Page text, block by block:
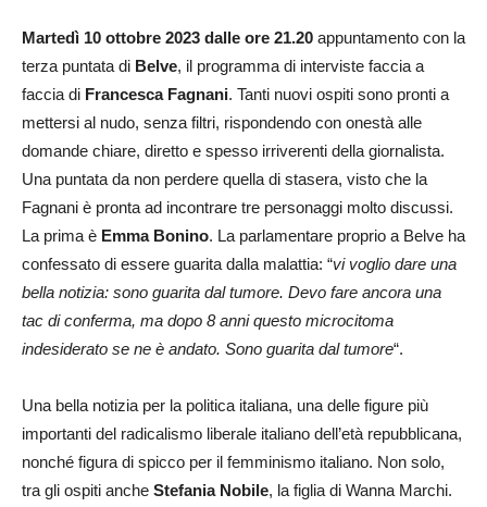
Martedì 10 ottobre 2023 dalle ore 21.20 appuntamento con la
terza puntata di Belve, il programma di interviste faccia a
faccia di Francesca Fagnani. Tanti nuovi ospiti sono pronti a
mettersi al nudo, senza filtri, rispondendo con onestà alle
domande chiare, diretto e spesso irriverenti della giornalista.
Una puntata da non perdere quella di stasera, visto che la
Fagnani è pronta ad incontrare tre personaggi molto discussi.
La prima è Emma Bonino. La parlamentare proprio a Belve ha
confessato di essere guarita dalla malattia: “vi voglio dare una
bella notizia: sono guarita dal tumore. Devo fare ancora una
tac di conferma, ma dopo 8 anni questo microcitoma
indesiderato se ne è andato. Sono guarita dal tumore“.
Una bella notizia per la politica italiana, una delle figure più
importanti del radicalismo liberale italiano dell’età repubblicana,
nonché figura di spicco per il femminismo italiano. Non solo,
tra gli ospiti anche Stefania Nobile, la figlia di Wanna Marchi.